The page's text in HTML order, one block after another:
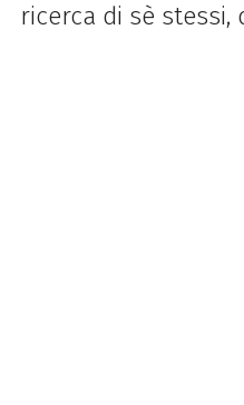
ricerca di sè stessi,